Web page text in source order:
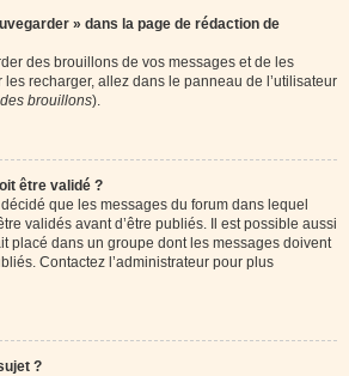
» dans la page de rédaction de
des brouillons de vos messages et de les
recharger, allez dans le panneau de l’utilisateur
brouillons).
être validé ?
que les messages du forum dans lequel
validés avant d’être publiés. Il est possible aussi
placé dans un groupe dont les messages doivent
Contactez l’administrateur pour plus
?